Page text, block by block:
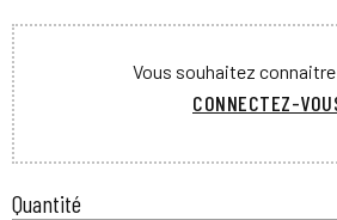
Vous souhaitez
CONNECTEZ-
Quantité